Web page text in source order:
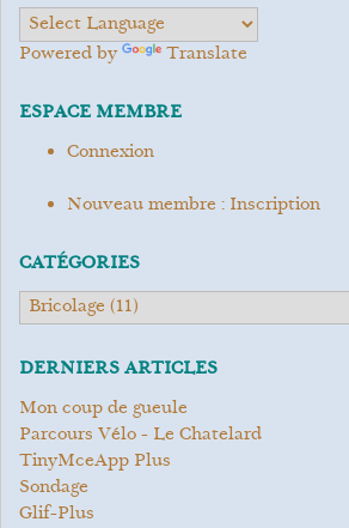
Powered by Translate
ESPACE MEMBRE
Connexion
Nouveau membre : Inscription
CATÉGORIES
DERNIERS ARTICLES
Mon coup de gueule
Parcours Vélo - Le Chatelard
TinyMceApp Plus
Sondage
Glif-Plus